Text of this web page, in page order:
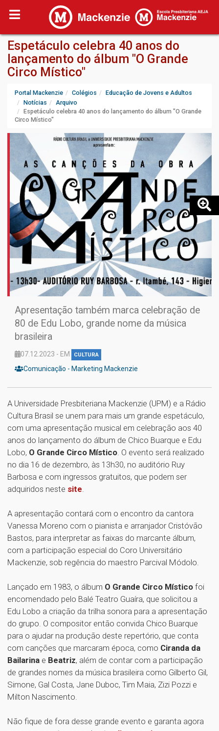
Espetáculo celebra 40 anos do
lançamento do álbum "O Grande
Circo Místico"
Portal Mackenzie Colégios
Educação de Jovens e Adultos
Notícias
Arquivo
Espetáculo celebra 40 anos do lançamento do álbum "O Grande
Circo Místico"
Apresentação também marca celebração de
80 de Edu Lobo, grande nome da música
brasileira
07.12.2023 - EM CULTURA
Comunicação - Marketing Mackenzie
A Universidade Presbiteriana Mackenzie (UPM) e a Rádio
Cultura Brasil se unem para mais um grande espetáculo,
com uma apresentação musical em celebração aos 40
anos do lançamento do álbum de Chico Buarque e Edu
Lobo, O Grande Circo Místico. O evento será realizado
no dia 16 de dezembro, às 13h30, no auditório Ruy
Barbosa e com ingressos gratuitos, que podem ser
adquiridos neste site.
A apresentação contará com o encontro da cantora
Vanessa Moreno com o pianista e arranjador Cristóvão
Bastos, para interpretar as faixas do marcante álbum,
com a participação especial do Coro Universitário
Mackenzie, sob regência do maestro Parcival Módolo.
Lançado em 1983, o álbum O Grande Circo Místico foi
encomendado pelo Balé Teatro Guaíra, que solicitou a
Edu Lobo a criação da trilha sonora para a apresentação
do grupo. O compositor então convida Chico Buarque
para o ajudar na produção deste repertório, que conta
com canções que marcaram época, como Ciranda da
Bailarina e Beatriz, além de contar com a participação
de grandes nomes da música brasileira como Gilberto Gil,
Simone, Gal Costa, Jane Duboc, Tim Maia, Zizi Pozzi e
Milton Nascimento.
Não fique de fora desse grande evento e garanta agora